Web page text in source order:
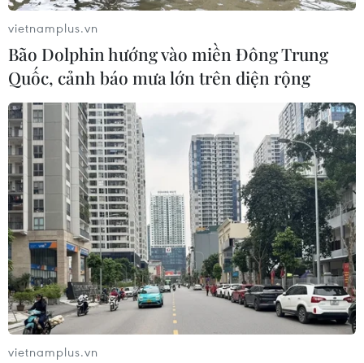
TIN CÙNG CHUYÊN MỤC
Mưa lớn gây ngập lụt, chia cắt nhiều
khu vực ở Nghệ An
06/08/2026 13:06
Đắk Lắk truy quét, xử lý tình trạng
phá rừng, lấn chiếm đất rừng
06/08/2026 12:36
vietnamplus.vn
Bão Dolphin hướng vào miền Đông Trung
Quốc, cảnh báo mưa lớn trên diện rộng
vietnamplus.vn